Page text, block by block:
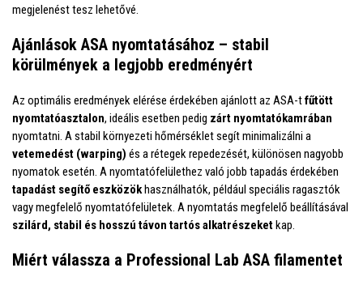
megjelenést tesz lehetővé.
Ajánlások ASA nyomtatásához – stabil
körülmények a legjobb eredményért
Az optimális eredmények elérése érdekében ajánlott az ASA-tfűtött
nyomtatóasztalon, ideális esetben pedig zárt nyomtatókamrában
nyomtatni. A stabil környezeti hőmérséklet segít minimalizálni a
vetemedést (warping) és a rétegek repedezését, különösen nagyobb
nyomatok esetén. A nyomtatófelülethez való jobb tapadás érdekében
tapadást segítő eszközökhasználhatók, például speciális ragasztók
vagy megfelelő nyomtatófelületek. A nyomtatás megfelelő beállításával
szilárd, stabil és hosszú távon tartós alkatrészeketkap.
Miért válassza a Professional Lab ASA filamentet